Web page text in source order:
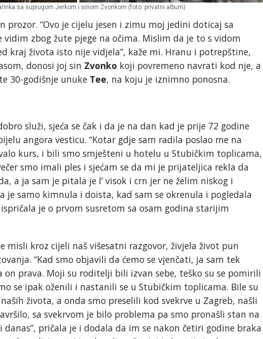
sa suprugom Jerkom i sinom Zvonkom (foto: privatni album)
prozor. “Ovo je cijelu jesen i zimu moj jedini doticaj sa
vidim zbog žute pjege na očima. Mislim da je to s vidom
kraj života isto nije vidjela”, kaže mi. Hranu i potrepštine,
donosi joj sin Zvonko koji povremeno navrati kod nje, a
30-godišnje unuke Tee, na koju je iznimno ponosna.
služi, sjeća se čak i da je na dan kad je prije 72 godine
angora vesticu. “Kotar gdje sam radila poslao me na
kurs, i bili smo smješteni u hotelu u Stubičkim toplicama,
smo imali ples i sjećam se da mi je prijateljica rekla da
a ja sam je pitala je l’ visok i crn jer ne želim niskog i
je samo kimnula i doista, kad sam se okrenula i pogledala
je o prvom susretom sa osam godina starijim
misli kroz cijeli naš višesatni razgovor, živjela život pun
“Kad smo objavili da ćemo se vjenčati, ja sam tek
prava. Moji su roditelji bili izvan sebe, teško su se pomirili
se ipak oženili i nastanili se u Stubičkim toplicama. Bile su
života, a onda smo preselili kod svekrve u Zagreb, našli
sa svekrvom je bilo problema pa smo pronašli stan na
pričala je i dodala da im se nakon četiri godine braka